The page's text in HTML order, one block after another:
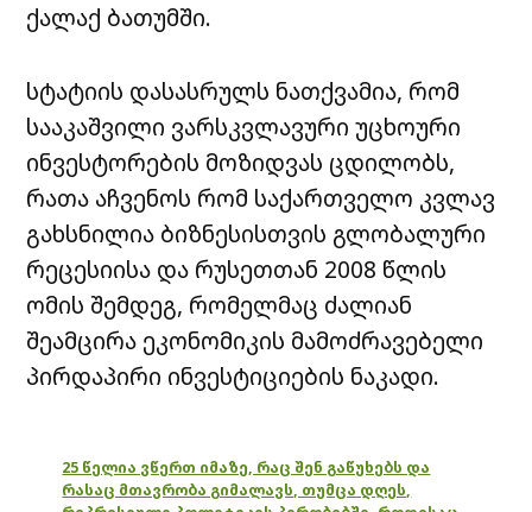
ქალაქ ბათუმში.
სტატიის დასასრულს ნათქვამია, რომ
სააკაშვილი ვარსკვლავური უცხოური
ინვესტორების მოზიდვას ცდილობს,
რათა აჩვენოს რომ საქართველო კვლავ
გახსნილია ბიზნესისთვის გლობალური
რეცესიისა და რუსეთთან 2008 წლის
ომის შემდეგ, რომელმაც ძალიან
შეამცირა ეკონომიკის მამოძრავებელი
პირდაპირი ინვესტიციების ნაკადი.
25 წელია ვწერთ იმაზე, რაც შენ გაწუხებს და
რასაც მთავრობა გიმალავს, თუმცა დღეს,